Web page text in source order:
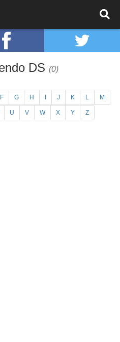
DS (0)
F G H J K L M
U V W X Y Z